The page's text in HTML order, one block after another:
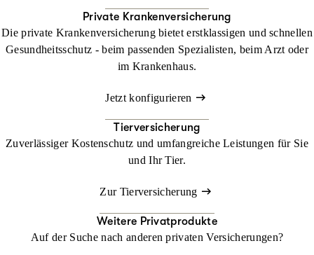
Private Krankenversicherung
Die private Krankenversicherung bietet erstklassigen und schnellen
Gesundheitsschutz - beim passenden Spezialisten, beim Arzt oder
im Krankenhaus.
Jetzt konfigurieren
Tierversicherung
Zuverlässiger Kostenschutz und umfangreiche Leistungen für Sie
und Ihr Tier.
Zur Tierversicherung
Weitere Privatprodukte
Auf der Suche nach anderen privaten Versicherungen?